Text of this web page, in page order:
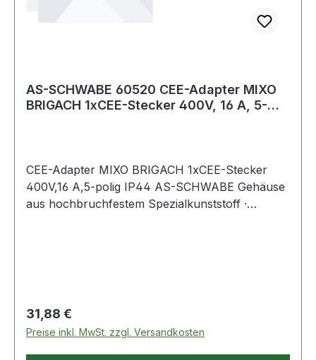
AS-SCHWABE 60520 CEE-Adapter MIXO
BRIGACH 1xCEE-Stecker 400V, 16 A, 5-
CEE-Adapter MIXO BRIGACH 1xCEE-Stecker
400V,16 A,5-polig IP44 AS-SCHWABE Gehäuse
aus hochbruchfestem Spezialkunststoff ·
Regulärer Preis:
31,88 €
Preise inkl. MwSt. zzgl. Versandkosten